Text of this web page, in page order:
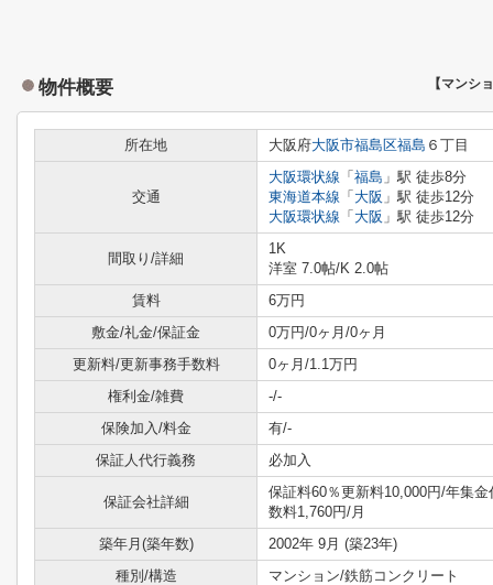
物件概要 【マンシ
所在地 大阪府大阪市福島区福島 ６丁目
交通
大阪環状線 「 福島 」駅 徒歩8分
東海道本線 「 大阪 」駅 徒歩12分
大阪環状線 「 大阪 」駅 徒歩12分
間取り/詳細
1K
洋室 7.0帖/K 2.0帖
賃料
6万円
敷金/礼金/保証金
0万円/0ヶ月/0ヶ月
更新料/更新事務手数料
0ヶ月/1.1万円
権利金/雑費
-/-
保険加入/料金
有/-
保証人代行義務
必加入
保証会社詳細
保証料60％更新料10,000円/年集金
数料1,760円/月
築年月(築年数)
2002年 9月 (築23年)
種別/構造
マンション/鉄筋コンクリート